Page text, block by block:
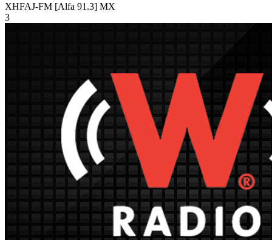
XHFAJ-FM [Alfa 91.3] MX
3